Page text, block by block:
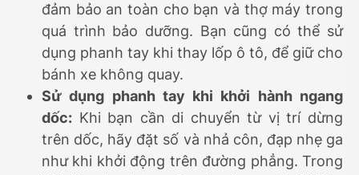
đảm bảo an toàn cho bạn và thợ máy trong
quá trình bảo dưỡng. Bạn cũng có thể sử
dụng phanh tay khi thay lốp ô tô, để giữ cho
bánh xe không quay.
Sử dụng phanh tay khi khởi hành ngang
dốc: Khi bạn cần di chuyển từ vị trí dừng
trên dốc, hãy đặt số và nhả côn, đạp nhẹ ga
như khi khởi động trên đường phẳng. Trong